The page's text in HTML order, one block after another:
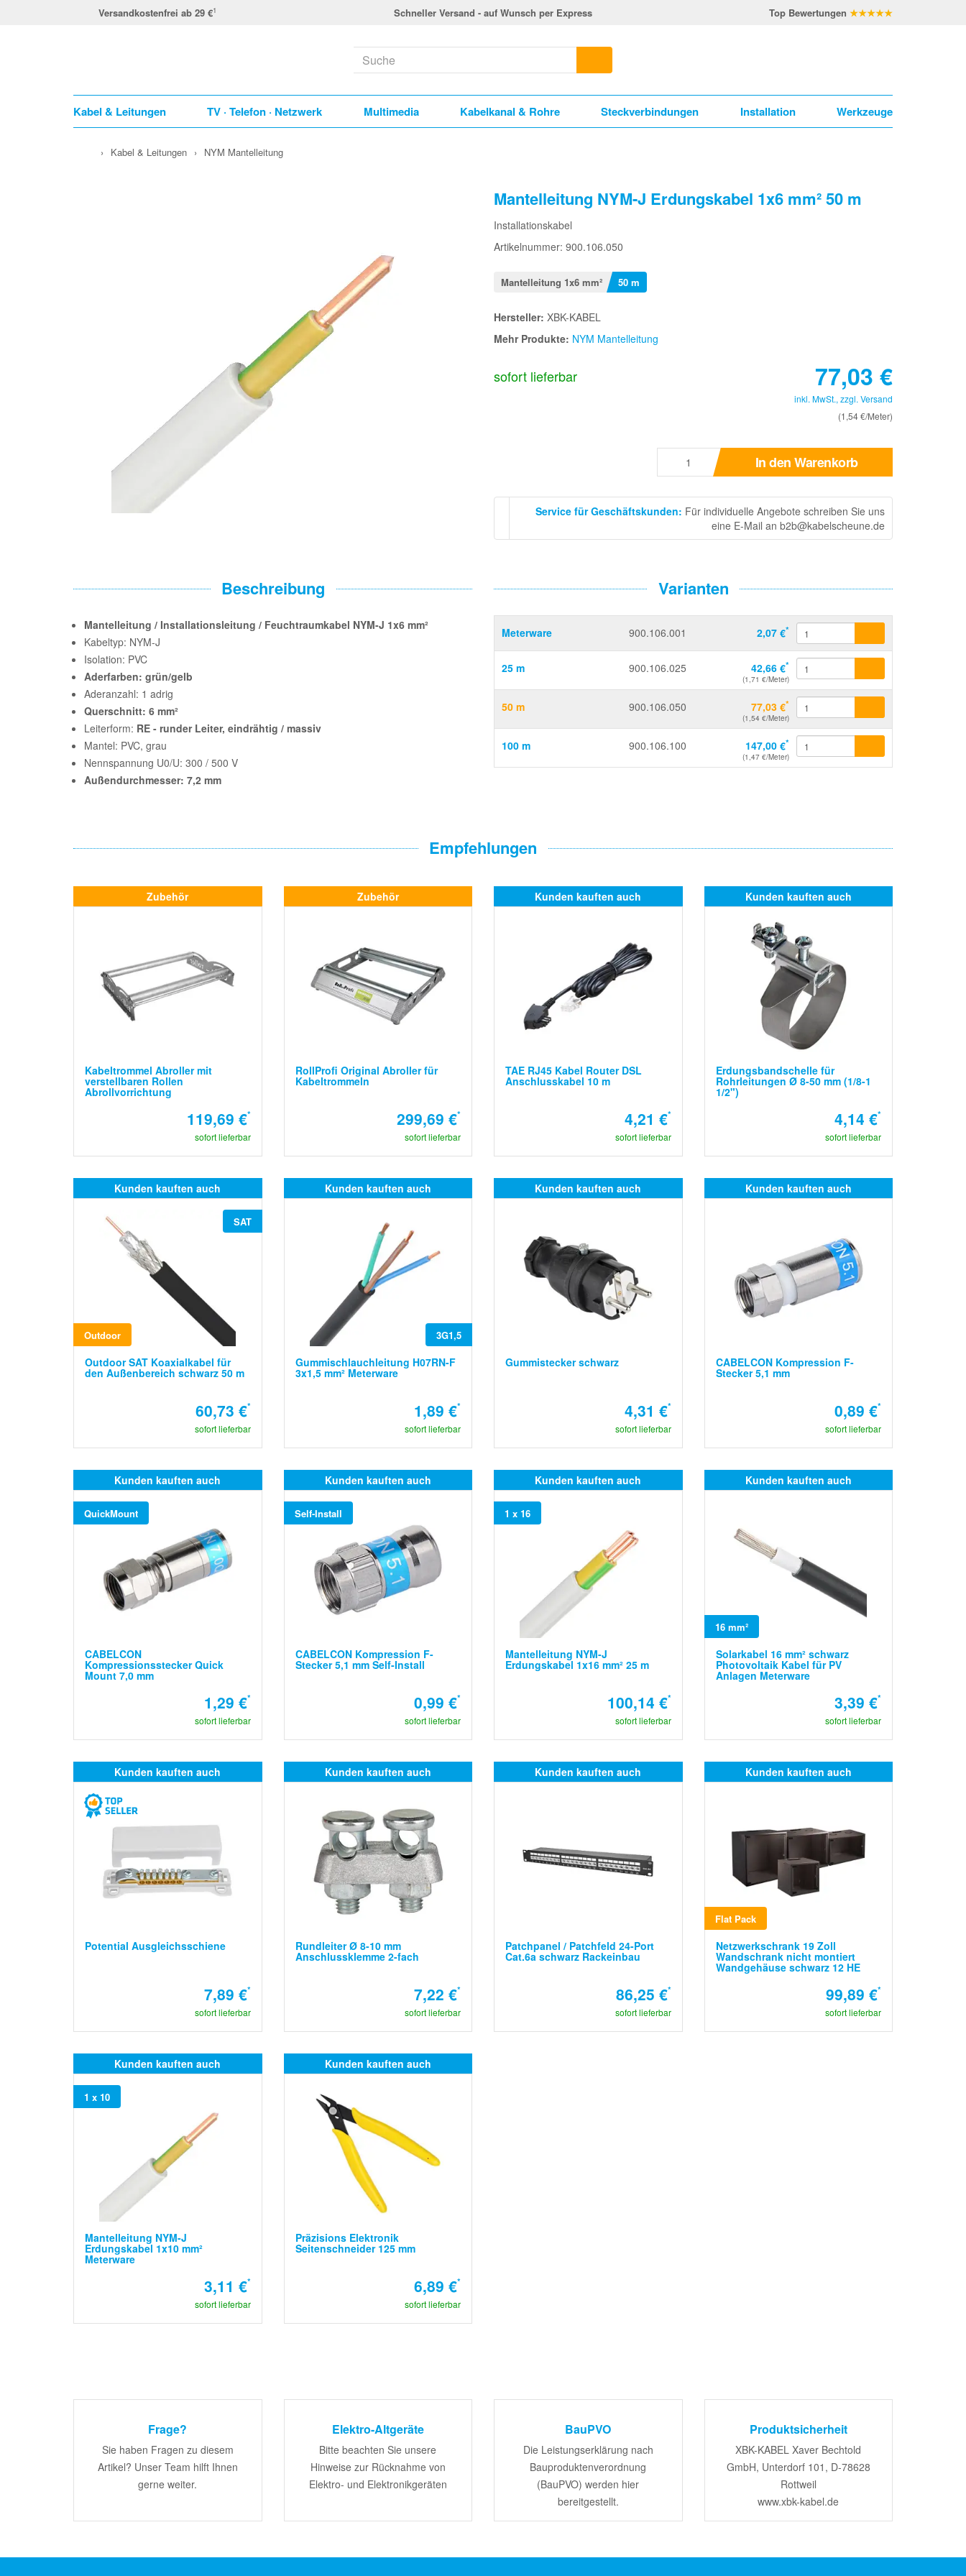
Versandkostenfrei ab 29 €1 Schneller Versand - auf Wunsch per Express Top Bewertungen ★★★★★
Kabel & Leitungen TV · Telefon · Netzwerk Multimedia Kabelkanal & Rohre Steckverbindungen Installation Werkzeuge
› Kabel & Leitungen › NYM Mantelleitung
Mantelleitung NYM-J Erdungskabel 1x6 mm² 50 m
Installationskabel
Artikelnummer: 900.106.050
Mantelleitung 1x6 mm² 50 m
Hersteller: XBK-KABEL
Mehr Produkte: NYM Mantelleitung
sofort lieferbar 77,03 €
inkl. MwSt., zzgl. Versand
(1,54 €/Meter)
In den Warenkorb
Service für Geschäftskunden: Für individuelle Angebote schreiben Sie uns
eine E-Mail an b2b@kabelscheune.de
Varianten
Meterware 900.106.001 2,07 €*
25 m 900.106.025 42,66 €*
(1,71 €/Meter)
50 m 900.106.050 77,03 €*
(1,54 €/Meter)
100 m 900.106.100 147,00 €*
(1,47 €/Meter)
Beschreibung
Mantelleitung / Installationsleitung / Feuchtraumkabel NYM-J 1x6 mm²
Kabeltyp: NYM-J
Isolation: PVC
Aderfarben: grün/gelb
Aderanzahl: 1 adrig
Querschnitt: 6 mm²
Leiterform: RE - runder Leiter, eindrähtig / massiv
Mantel: PVC, grau
Nennspannung U0/U: 300 / 500 V
Außendurchmesser: 7,2 mm
Empfehlungen
Zubehör
Kabeltrommel Abroller mit
verstellbaren Rollen
Abrollvorrichtung
119,69 €*
sofort lieferbar
Zubehör
RollProfi Original Abroller für
Kabeltrommeln
299,69 €*
sofort lieferbar
Kunden kauften auch
TAE RJ45 Kabel Router DSL
Anschlusskabel 10 m
4,21 €*
sofort lieferbar
Kunden kauften auch
Erdungsbandschelle für
Rohrleitungen Ø 8-50 mm (1/8-1
1/2")
4,14 €*
sofort lieferbar
Kunden kauften auch
SAT
Outdoor
Outdoor SAT Koaxialkabel für
den Außenbereich schwarz 50 m
60,73 €*
sofort lieferbar
Kunden kauften auch
3G1,5
Gummischlauchleitung H07RN-F
3x1,5 mm² Meterware
1,89 €*
sofort lieferbar
Kunden kauften auch
Gummistecker schwarz
4,31 €*
sofort lieferbar
Kunden kauften auch
CABELCON Kompression F-
Stecker 5,1 mm
0,89 €*
sofort lieferbar
Kunden kauften auch
QuickMount
CABELCON
Kompressionsstecker Quick
Mount 7,0 mm
1,29 €*
sofort lieferbar
Kunden kauften auch
Self-Install
CABELCON Kompression F-
Stecker 5,1 mm Self-Install
0,99 €*
sofort lieferbar
Kunden kauften auch
1 x 16
Mantelleitung NYM-J
Erdungskabel 1x16 mm² 25 m
100,14 €*
sofort lieferbar
Kunden kauften auch
16 mm²
Solarkabel 16 mm² schwarz
Photovoltaik Kabel für PV
Anlagen Meterware
3,39 €*
sofort lieferbar
Kunden kauften auch
Potential Ausgleichsschiene
7,89 €*
sofort lieferbar
Kunden kauften auch
Rundleiter Ø 8-10 mm
Anschlussklemme 2-fach
7,22 €*
sofort lieferbar
Kunden kauften auch
Patchpanel / Patchfeld 24-Port
Cat.6a schwarz Rackeinbau
86,25 €*
sofort lieferbar
Kunden kauften auch
Flat Pack
Netzwerkschrank 19 Zoll
Wandschrank nicht montiert
Wandgehäuse schwarz 12 HE
99,89 €*
sofort lieferbar
Kunden kauften auch
1 x 10
Mantelleitung NYM-J
Erdungskabel 1x10 mm²
Meterware
3,11 €*
sofort lieferbar
Kunden kauften auch
Präzisions Elektronik
Seitenschneider 125 mm
6,89 €*
sofort lieferbar
Frage?
Sie haben Fragen zu diesem
Artikel? Unser Team hilft Ihnen
gerne weiter.
Elektro-Altgeräte
Bitte beachten Sie unsere
Hinweise zur Rücknahme von
Elektro- und Elektronikgeräten
BauPVO
Die Leistungserklärung nach
Bauproduktenverordnung
(BauPVO) werden hier
bereitgestellt.
Produktsicherheit
XBK-KABEL Xaver Bechtold
GmbH, Unterdorf 101, D-78628
Rottweil
www.xbk-kabel.de